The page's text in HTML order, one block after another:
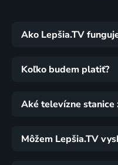
Ako Lepšia.TV
Koľko budem platiť?
Aké televízne stanice
Môžem Lepšia.TV